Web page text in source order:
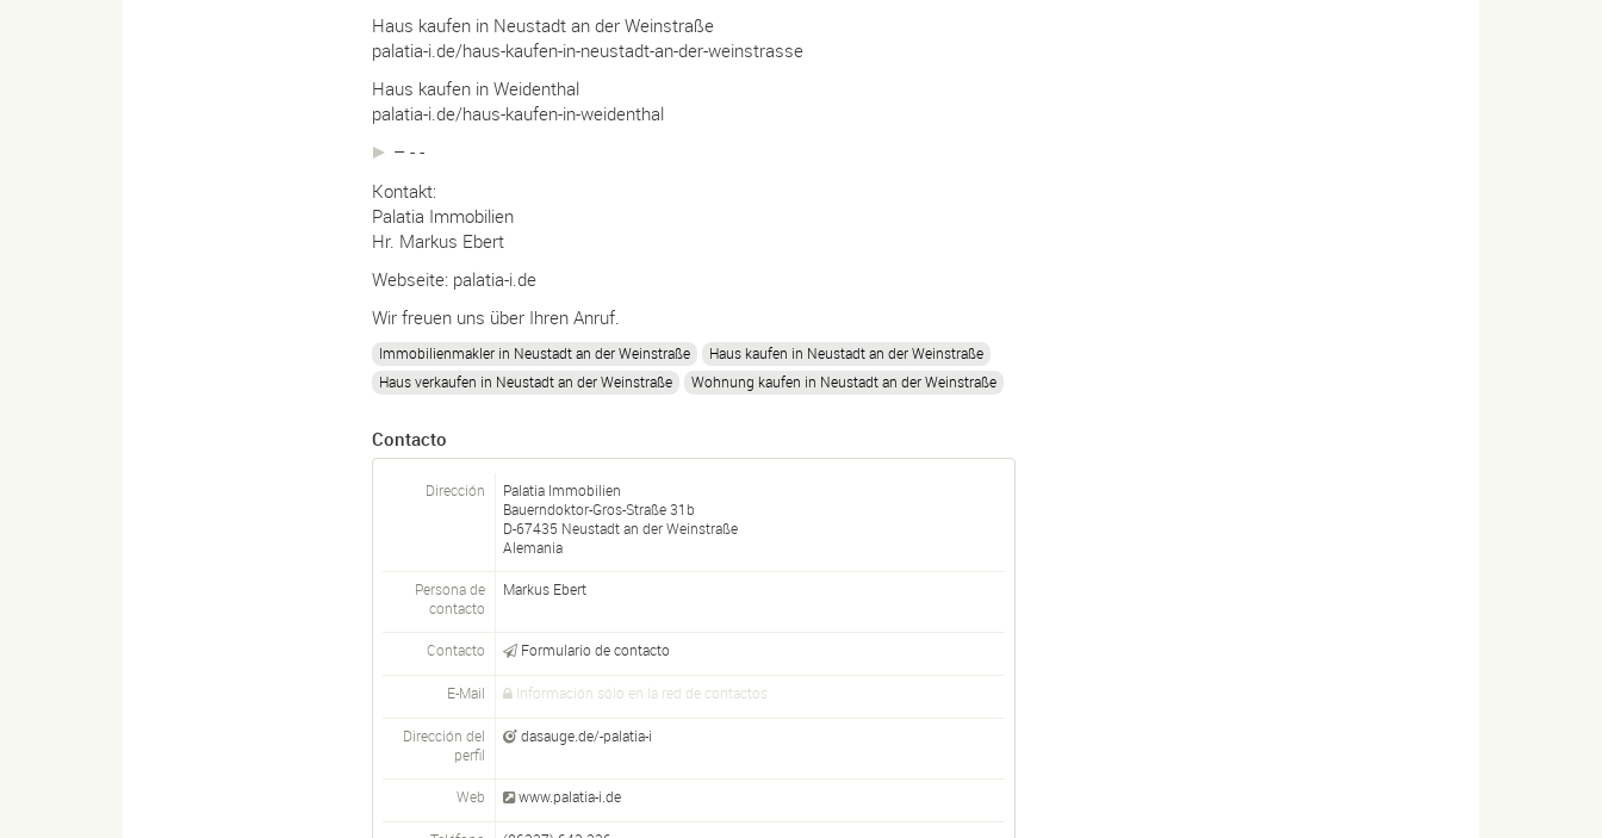
Haus kaufen in Neustadt an der Weinstraße
palatia-i.de/haus-kaufen-in-neustadt-an-der-weinstrasse
Haus kaufen in Weidenthal
palatia-i.de/haus-kaufen-in-weidenthal
– - -
Kontakt:
Palatia Immobilien
Hr. Markus Ebert
Webseite: palatia-i.de
Wir freuen uns über Ihren Anruf.
Immobilienmakler in Neustadt an der Weinstraße
Haus kaufen in Neustadt an der Weinstraße
Haus verkaufen in Neustadt an der Weinstraße
Wohnung kaufen in Neustadt an der Weinstraße
Contacto
Dirección
Palatia Immobilien
Bauerndoktor-Gros-Straße 31b
D-67435 Neustadt an der Weinstraße
Alemania
Persona de
contacto
Markus Ebert
Contacto Formulario de contacto
E-Mail Información sólo en la red de contactos
Dirección del
perfil
dasauge.de/-palatia-i
Web www.palatia-i.de